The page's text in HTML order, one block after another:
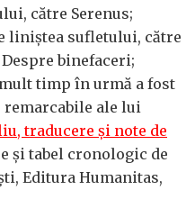
către Serenus;
liniștea sufletului, către
binefaceri;
timp în urmă a fost
ale lui
traducere și note de
și tabel cronologic de
Editura Humanitas,